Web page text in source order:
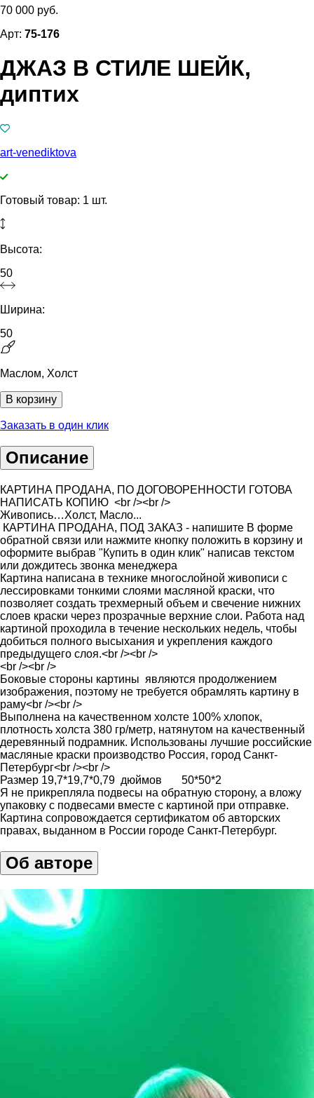
70 000 руб.
Арт: 75-176
ДЖАЗ В СТИЛЕ ШЕЙК,
диптих
art-venediktova
Готовый товар: 1 шт.
Высота:
50
Ширина:
50
Маслом, Холст
В корзину
Заказать в один клик
Описание
КАРТИНА ПРОДАНА, ПО ДОГОВОРЕННОСТИ ГОТОВА
НАПИСАТЬ КОПИЮ <br /><br />
Живопись…Холст, Масло...
КАРТИНА ПРОДАНА, ПОД ЗАКАЗ - напишите В форме
обратной связи или нажмите кнопку положить в корзину и
оформите выбрав "Купить в один клик" написав текстом
или дождитесь звонка менеджера
Картина написана в технике многослойной живописи с
лессировками тонкими слоями масляной краски, что
позволяет создать трехмерный объем и свечение нижних
слоев краски через прозрачные верхние слои. Работа над
картиной проходила в течение нескольких недель, чтобы
добиться полного высыхания и укрепления каждого
предыдущего слоя.<br /><br />
<br /><br />
Боковые стороны картины являются продолжением
изображения, поэтому не требуется обрамлять картину в
раму<br /><br />
Выполнена на качественном холсте 100% хлопок,
плотность холста 380 гр/метр, натянутом на качественный
деревянный подрамник. Использованы лучшие российские
масляные краски производство Россия, город Санкт-
Петербург<br /><br />
Размер 19,7*19,7*0,79 дюймов 50*50*2
Я не прикрепляла подвесы на обратную сторону, а вложу
упаковку с подвесами вместе с картиной при отправке.
Картина сопровождается сертификатом об авторских
правах, выданном в России городе Санкт-Петербург.
Об авторе